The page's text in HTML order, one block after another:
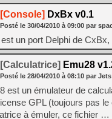
[Console] DxBx v0.1
Posté le 30/04/2010 à 09:00 par
un port Delphi de
[Calculatrice] Emu28
Posté le 28/04/2010 à 08:10 par Jets
est un émulateur de
GPL (toujours pas
à émuler, ce fichier …